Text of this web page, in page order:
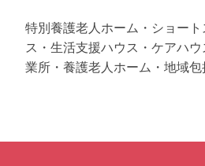
特別養護老人ホーム・ショー
ス・生活支援ハウス・ケアハ
業所・養護老人ホーム・地域